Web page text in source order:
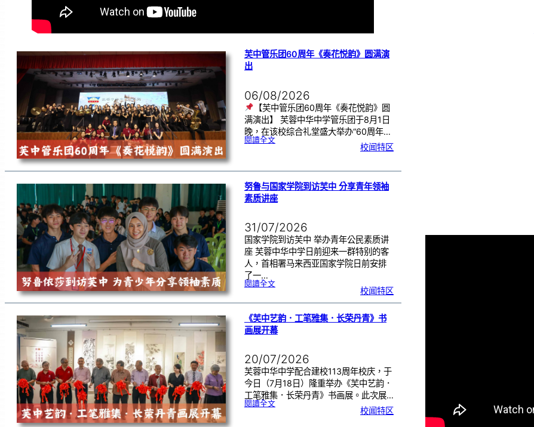
芙中管乐团60周年《奏花悦韵》圆满演
出
06/08/2026
【芙中管乐团60周年《奏花悦韵》圆
满演出】 芙蓉中华中学管乐团于8月1日
晚，在该校综合礼堂盛大举办“60周年…
閱讀全文:芙
周
《
奏
花
悦
韵
》
校闻特区
努鲁与国家学院到访芙中 分享青年领袖
素质讲座
31/07/2026
国家学院到访芙中 举办青年公民素质讲
座 芙蓉中华中学日前迎来一群特别的客
人，首相署马来西亚国家学院日前安排
了一…
閱讀全文:努
家
院
到
访
芙
中
分
享
袖
素
质
讲
座
校闻特区
《芙中艺韵．工笔雅集．长荣丹青》书
画展开幕
20/07/2026
芙蓉中华中学配合建校113周年校庆，于
今日（7月18日）隆重举办《芙中艺韵．
工笔雅集．长荣丹青》书画展。此次展…
閱讀全文:《 校闻特区